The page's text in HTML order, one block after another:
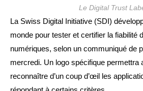
Le Digital Trust
La Swiss Digital Initiative (SDI)
monde pour tester et certifier la fiabilité
numériques, selon un communiqué de
mercredi. Un logo spécifique permettra
reconnaître d’un coup d’œil les